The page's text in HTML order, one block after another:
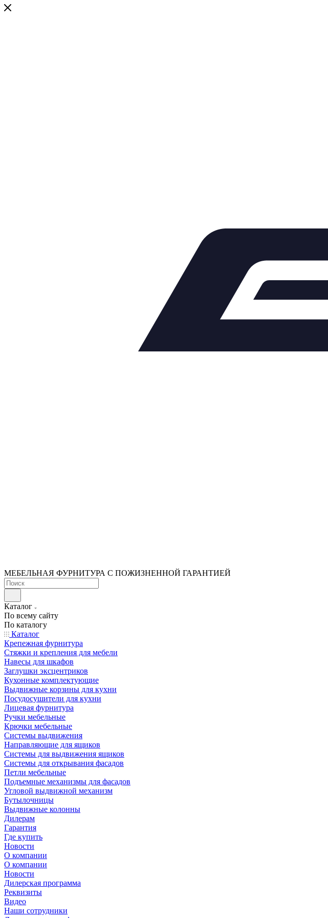
МЕБЕЛЬНАЯ ФУРНИТУРА С ПОЖИЗНЕННОЙ ГАРАНТИЕЙ
Каталог
По всему сайту
По каталогу
Каталог
Крепежная фурнитура
Стяжки и крепления для мебели
Навесы для шкафов
Заглушки эксцентриков
Кухонные комплектующие
Выдвижные корзины для кухни
Посудосушители для кухни
Лицевая фурнитура
Ручки мебельные
Крючки мебельные
Системы выдвижения
Направляющие для ящиков
Системы для выдвижения ящиков
Системы для открывания фасадов
Петли мебельные
Подъемные механизмы для фасадов
Угловой выдвижной механизм
Бутылочницы
Выдвижные колонны
Дилерам
Гарантия
Где купить
Новости
О компании
О компании
Новости
Дилерская программа
Реквизиты
Видео
Наши сотрудники